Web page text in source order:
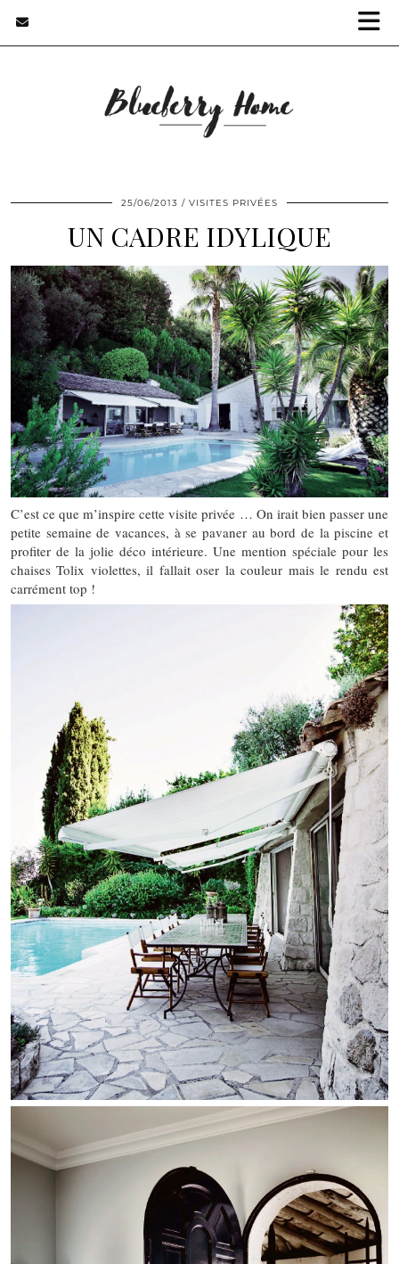
25/06/2013 VISITES PRIVÉES
UN CADRE IDYLIQUE
C’est ce que m’inspire cette visite privée … On irait bien passer une
petite semaine de vacances, à se pavaner au bord de la piscine et
profiter de la jolie déco intérieure. Une mention spéciale pour les
chaises Tolix violettes, il fallait oser la couleur mais le rendu est
carrément top !